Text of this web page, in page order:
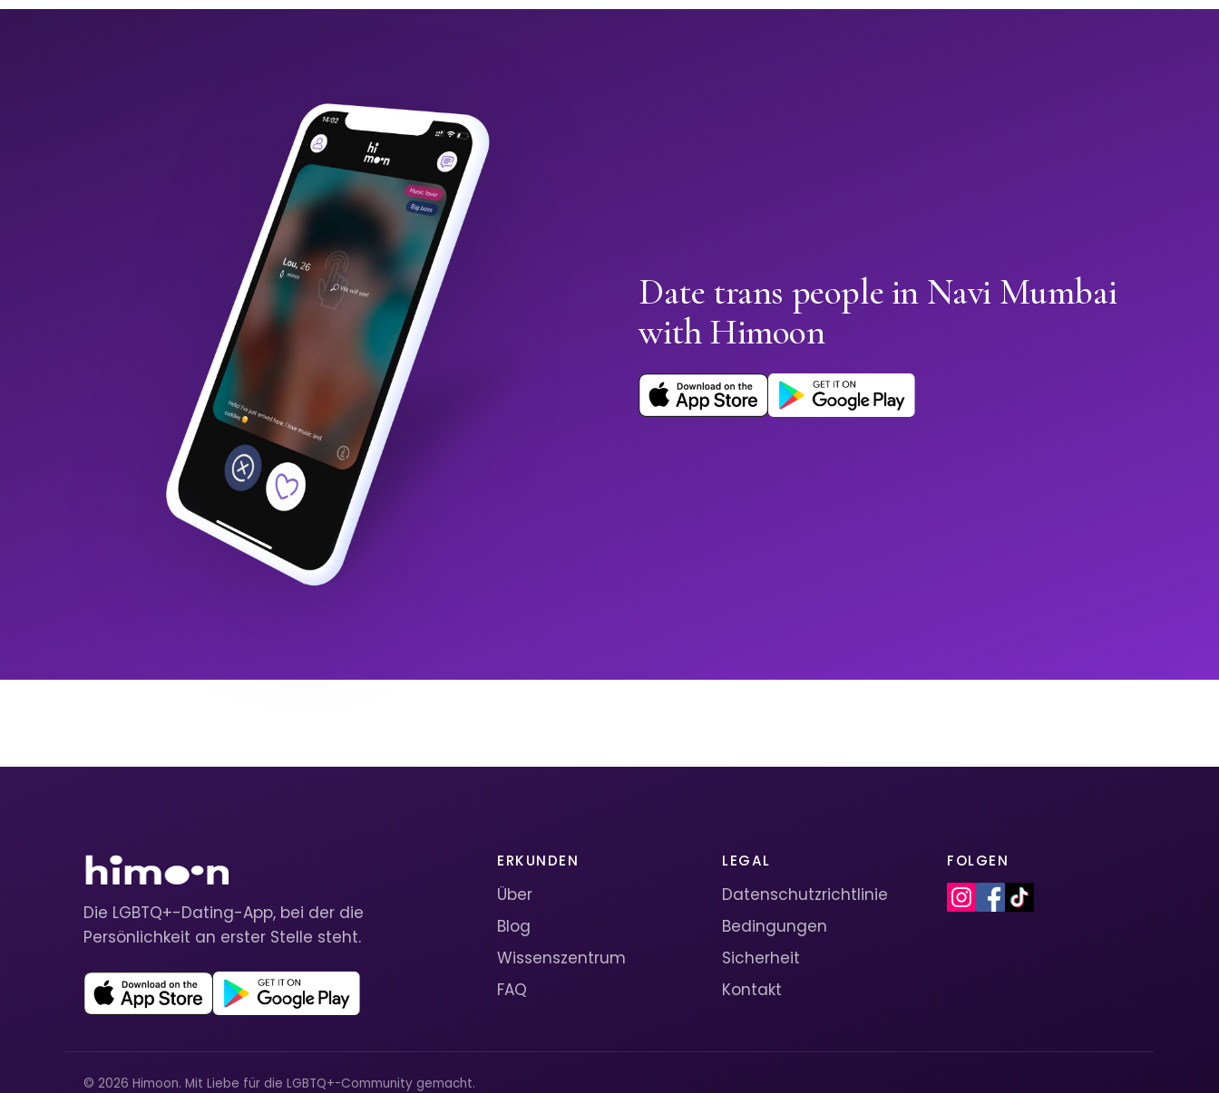
Date trans people in Navi Mumbai
with Himoon
Die LGBTQ+-Dating-App, bei der die
Persönlichkeit an erster Stelle steht.
ERKUNDEN
Über
Blog
Wissenszentrum
FAQ
LEGAL
Datenschutzrichtlinie
Bedingungen
Sicherheit
Kontakt
FOLGEN
© 2026 Himoon. Mit Liebe für die LGBTQ+-Community gemacht.